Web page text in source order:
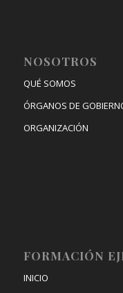
NOSOTROS
QUÉ SOMOS
ÓRGANOS DE
ORGANIZACIÓN
FORMACIÓN
INICIO